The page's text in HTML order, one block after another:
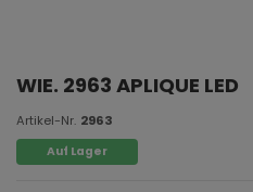
WIE. 2963 APLIQUE LED
Artikel-Nr. 2963
Auf Lager